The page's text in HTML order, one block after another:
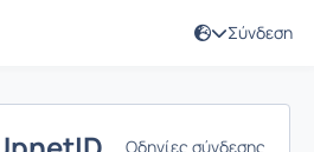
Σύνδεση
Οδηγίες σύνδεσης